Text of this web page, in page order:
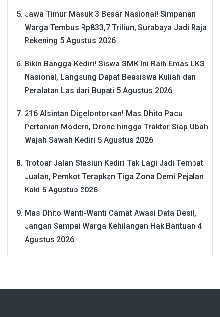
Jawa Timur Masuk 3 Besar Nasional! Simpanan
Warga Tembus Rp833,7 Triliun, Surabaya Jadi Raja
Rekening 5 Agustus 2026
Bikin Bangga Kediri! Siswa SMK Ini Raih Emas LKS
Nasional, Langsung Dapat Beasiswa Kuliah dan
Peralatan Las dari Bupati 5 Agustus 2026
216 Alsintan Digelontorkan! Mas Dhito Pacu
Pertanian Modern, Drone hingga Traktor Siap Ubah
Wajah Sawah Kediri 5 Agustus 2026
Trotoar Jalan Stasiun Kediri Tak Lagi Jadi Tempat
Jualan, Pemkot Terapkan Tiga Zona Demi Pejalan
Kaki 5 Agustus 2026
Mas Dhito Wanti-Wanti Camat Awasi Data Desil,
Jangan Sampai Warga Kehilangan Hak Bantuan 4
Agustus 2026